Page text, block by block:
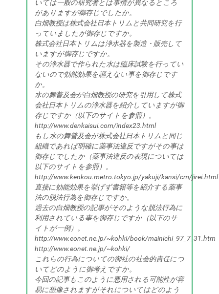
いては一般の研究者とは事情が異なるところ
がありますが御存じでしたか。
白畑教授は株式会社日本トリムと共同研究を行
っていましたが御存じですか。
株式会社日本トリムは浄水器を製造・販売して
いますが御存じですか。
その浄水器で作られた水は臨床試験を行ってい
ないので効能効果を謳えない事を御存じです
か。
水の舞普及会が白畑教授の研究を引用して株式
会社日本トリムの浄水器を紹介していますが御
存じですか（以下のサイトを参照）。
http://www.denkaisui.com/index23.html
もし水の舞普及会が株式会社日本トリムと同じ
組織であれば明確に薬事法違反ですがその事は
御存じでしたか（薬事法違反の表現については
以下のサイトを参照）。
http://www.kenkou.metro.tokyo.jp/yakuji/kansi/cm/jirei.html
直接に効能効果を挙げず書籍等を紹介する薬事
法の脱法行為を御存じですか。
過去の白畑教授の記事がそのような脱法行為に
利用されている事を御存じですか（以下のサ
イトが一例）。
http://www.eonet.ne.jp/~kohki/book/mainichi_97_7_31.htm
http://www.eonet.ne.jp/~kohki/
これらの行為についての御社の社会的責任につ
いてどのように御考えですか。
今回の記事もこのように悪用される可能性が容
易に想像されますがそれについてはどのよう